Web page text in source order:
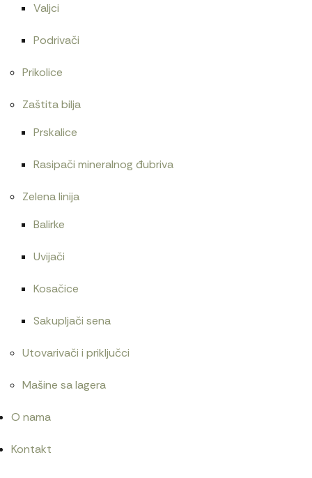
Valjci
Podrivači
Prikolice
Zaštita bilja
Prskalice
Rasipači mineralnog đubriva
Zelena linija
Balirke
Uvijači
Kosačice
Sakupljači sena
Utovarivači i priključci
Mašine sa lagera
O nama
Kontakt